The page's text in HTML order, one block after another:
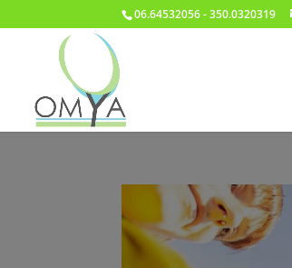
06.64532056 - 350.0320319